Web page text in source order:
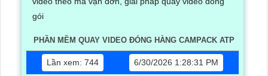
PHẦN MỀM QUAY VIDEO ĐÓNG HÀNG CAMPACK ATP
Lần xem: 744
6/30/2026 1:28:31 PM